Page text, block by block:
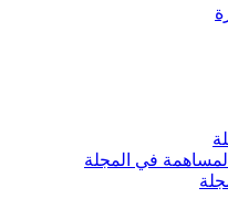
المساهمة في المجلة